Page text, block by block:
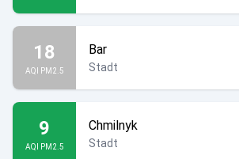
18
AQI PM2.5
Bar
Stadt
9
AQI PM2.5
Chmilnyk
Stadt